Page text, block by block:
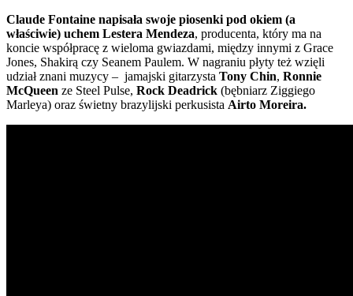
Claude Fontaine napisała swoje piosenki pod okiem (a
właściwie) uchem Lestera Mendeza, producenta, który ma na
koncie współpracę z wieloma gwiazdami, między innymi z Grace
Jones, Shakirą czy Seanem Paulem. W nagraniu płyty też wzięli
udział znani muzycy – jamajski gitarzysta Tony Chin, Ronnie
McQueen ze Steel Pulse, Rock Deadrick (bębniarz Ziggiego
Marleya) oraz świetny brazylijski perkusista Airto Moreira.